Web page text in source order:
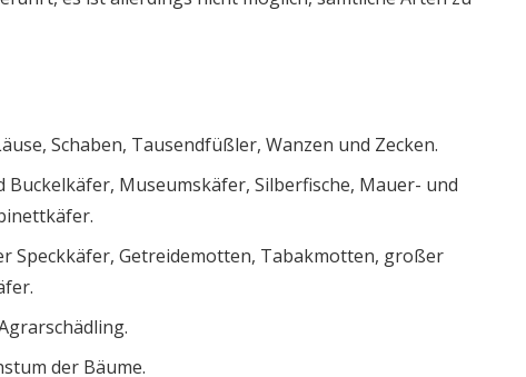
Schaben, Tausendfüßler, Wanzen und Zecken.
Buckelkäfer, Museumskäfer, Silberfische, Mauer- und
Speckkäfer, Getreidemotten, Tabakmotten, großer
der Bäume.